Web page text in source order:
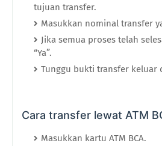
tujuan transfer.
Masukkan nominal transfer
Jika semua proses telah
“Ya”.
Tunggu bukti transfer keluar
Cara transfer lewat ATM
Masukkan kartu ATM BCA.